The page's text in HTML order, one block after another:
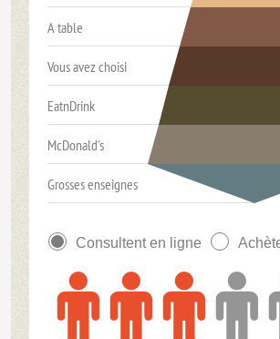
A table
Vous avez choisi
EatnDrink
McDonald's
Grosses enseignes
Consultent en ligne